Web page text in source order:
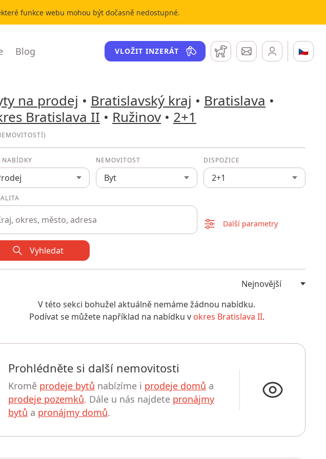
funkce webu mohou být dočasně nedostupné.
Blog VLOŽIT INZERÁT Hlídací pesZprávy 🇨🇿
na prodej • Bratislavský kraj • Bratislava •
Bratislava II • Ružinov • 2+1
)
NABÍDKY NEMOVITOST
Byt
DISPOZICE
2+1
Další parametry
Vyhledat
V této sekci bohužel aktuálně nemáme žádnou nabídku.
Podívat se můžete například na nabídku v okres Bratislava II.
Prohlédněte si další nemovitosti
Kromě prodeje bytů nabízíme i prodeje domů a
prodeje pozemků. Dále u nás najdete pronájmy
bytů a pronájmy domů.